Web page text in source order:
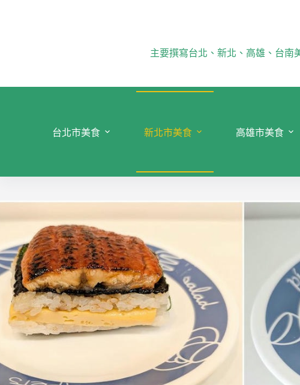
主要撰寫台北、新北、高雄、台南
台北市美食 新北市美食 高雄市美食